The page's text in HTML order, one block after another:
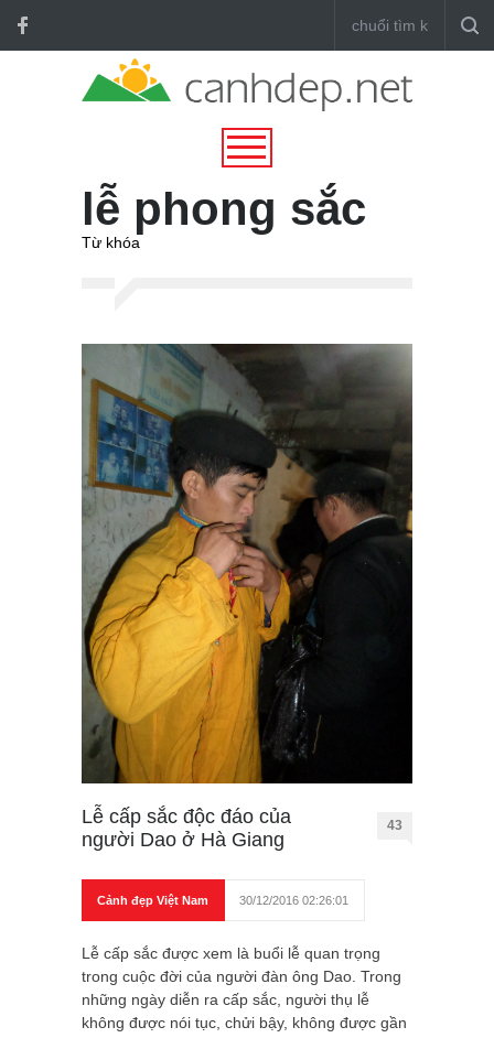
lễ phong sắc
Từ khóa
Lễ cấp sắc độc đáo của
người Dao ở Hà Giang
43
Cảnh đẹp Việt Nam 30/12/2016 02:26:01
Lễ cấp sắc được xem là buổi lễ quan trọng
trong cuộc đời của người đàn ông Dao. Trong
những ngày diễn ra cấp sắc, người thụ lễ
không được nói tục, chửi bậy, không được gần